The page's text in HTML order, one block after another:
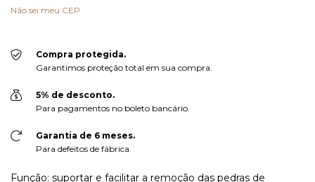
Não sei meu CEP
Compra protegida.
Garantimos proteção total em sua compra.
5% de desconto.
Para pagamentos no boleto bancário.
Garantia de 6 meses.
Para defeitos de fábrica.
Função: suportar e facilitar a remoção das pedras de